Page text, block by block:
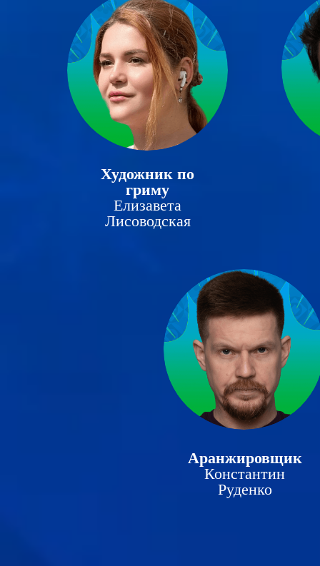
Художник по
гриму
Елизавета
Лисоводская
Аранжировщик
Константин
Руденко